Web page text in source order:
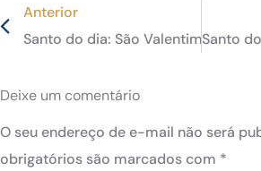
Anterior
Santo do dia: São ValentimSanto
Deixe um comentário
O seu endereço de e-mail não será
obrigatórios são marcados com *